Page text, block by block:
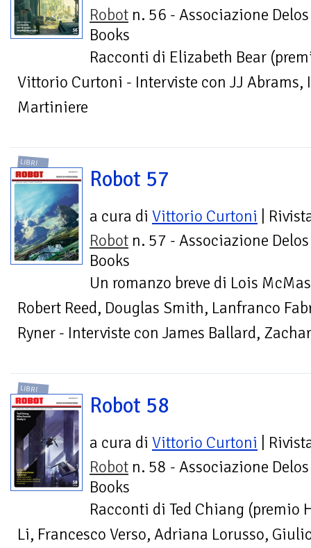
Robot n. 56 - Associazione Delos
Books
Racconti di Elizabeth Bear
Vittorio Curtoni - Interviste con JJ Abrams,
Martiniere
LIBRI
Robot 57
a cura di Vittorio Curtoni |
Robot n. 57 - Associazione Delos
Books
Un romanzo breve di Lois
Robert Reed, Douglas Smith, Lanfranco
Ryner - Interviste con James Ballard,
LIBRI
Robot 58
a cura di Vittorio Curtoni |
Robot n. 58 - Associazione Delos
Books
Racconti di Ted Chiang (premio
Li, Francesco Verso, Adriana Lorusso,